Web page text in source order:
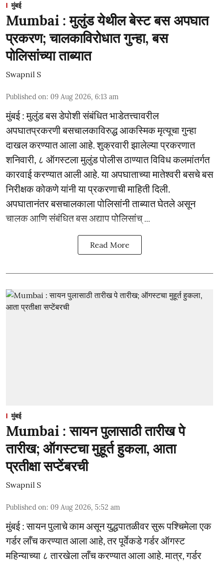
मुंबई
Mumbai : मुलुंड येथील बेस्ट बस अपघात
प्रकरण; चालकाविरोधात गुन्हा, बस
पोलिसांच्या ताब्यात
Swapnil S
Published on: 09 Aug 2026, 6:13 am
मुंबई : मुलुंड बस डेपोशी संबंधित भाडेतत्त्वावरील
अपघातप्रकरणी बसचालकाविरुद्ध आकस्मिक मृत्यूचा गुन्हा
दाखल करण्यात आला आहे. शुक्रवारी झालेल्या प्रकरणात
शनिवारी, ८ ऑगस्टला मुलुंड पोलीस ठाण्यात विविध कलमांतर्गत
कारवाई करण्यात आली आहे. या अपघाताच्या मातेश्वरी बसचे बस
निरीक्षक कोकणे यांनी या प्रकरणाची माहिती दिली.
अपघातानंतर बसचालकाला पोलिसांनी ताब्यात घेतले असून
चालक आणि संबंधित बस अद्याप पोलिसांच् ...
Read More
मुंबई
Mumbai : सायन पुलासाठी तारीख पे
तारीख; ऑगस्टचा मुहूर्त हुकला, आता
प्रतीक्षा सप्टेंबरची
Swapnil S
Published on: 09 Aug 2026, 5:52 am
मुंबई : सायन पुलाचे काम असून युद्धपातळीवर सुरू पश्चिमेला एक
गर्डर लाँच करण्यात आला आहे, तर पूर्वेकडे गर्डर ऑगस्ट
महिन्याच्या ८ तारखेला लाँच करण्यात आला आहे. मात्र, गर्डर